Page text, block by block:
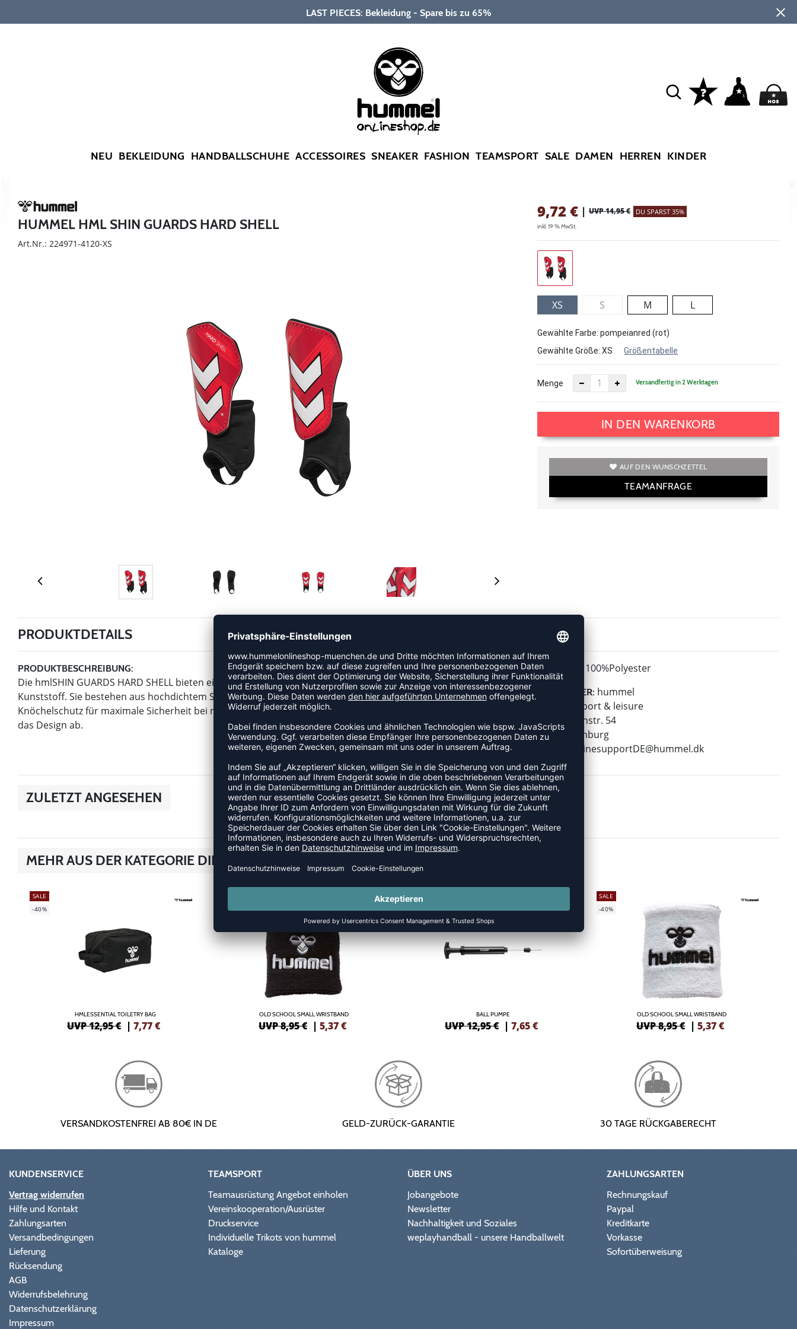
LAST PIECES: Bekleidung - Spare bis zu 65%
NEU BEKLEIDUNG HANDBALLSCHUHE ACCESSOIRES SNEAKER FASHION TEAMSPORT SALE DAMEN HERREN KINDER
HUMMEL HML SHIN GUARDS HARD SHELL
Art.Nr.: 224971-4120-XS
9,72€ | UVP 14,95 € DU SPARST 35%
inkl. 19 % MwSt.
XS S M L
Gewählte Farbe: pompeianred (rot)
Gewählte Größe: XS Größentabelle
Menge Versandfertig in 2 Werktagen
IN DEN WARENKORB
AUF DEN WUNSCHZETTEL
TEAMANFRAGE
PRODUKTDETAILS
PRODUKTBESCHREIBUNG:
Die hmlSHIN GUARDS HARD SHELL bieten eine leichte Hartschale aus strapazierfähigem, langlebigem
Kunststoff. Sie bestehen aus hochdichtem Schaumstoff, der eine hervorragende Stoßdämpfung sowie
Knöchelschutz für maximale Sicherheit bei rauen Zweikämpfen bietet. Unsere charakteristischen Winkel runden
das Design ab.
MATERIAL: 100%Polyester
HERSTELLER: hummel
hummel sport & leisure
Leverkusenstr. 54
22761 Hamburg
onlinesupportDE@hummel.dk
ZULETZT ANGESEHEN
MEHR AUS DER KATEGORIE DIES & DAS
SALE
-40%
HMLESSENTIAL TOILETRY BAG
UVP 12,95 € |7,77€
-40%
OLD SCHOOL SMALL WRISTBAND
UVP 8,95 € |5,37€
SALE
-41%
BALL PUMPE
UVP 12,95 € |7,65€
SALE
-40%
OLD SCHOOL SMALL WRISTBAND
UVP 8,95 € |5,37€
VERSANDKOSTENFREI AB 80€ IN DE GELD-ZURÜCK-GARANTIE 30 TAGE RÜCKGABERECHT
KUNDENSERVICE
Vertrag widerrufen
Hilfe und Kontakt
Zahlungsarten
Versandbedingungen
Lieferung
Rücksendung
AGB
Widerrufsbelehrung
Datenschutzerklärung
Impressum
TEAMSPORT
Teamausrüstung Angebot einholen
Vereinskooperation/Ausrüster
Druckservice
Individuelle Trikots von hummel
Kataloge
ÜBER UNS
Jobangebote
Newsletter
Nachhaltigkeit und Soziales
weplayhandball - unsere Handballwelt
ZAHLUNGSARTEN
Rechnungskauf
Paypal
Kreditkarte
Vorkasse
Sofortüberweisung